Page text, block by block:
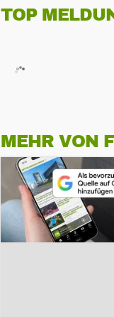
TOP
MEHR VON